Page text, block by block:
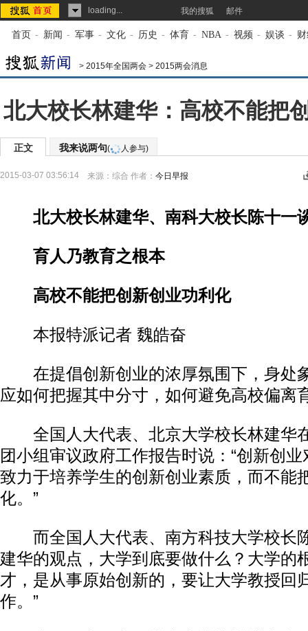
loading... 我的搜狐 邮件
首页 - 新闻 - 军事 - 文化 - 历史 - 体育 - NBA - 视频 - 娱谈 -
> 2015年全国两会 > 2015两会消息
北大校长林建华：高校不能把
正文 我来说两句( 人参与)
2015-03-07 03:56:14 来源： 综合 作者： 今日早报
北大校长林建华、南科大校长陈十一
育人乃教育之根本
高校不能把创新创业功利化
本报特派记者 魏皓奋
在提倡创新创业的浓厚氛围下，身处
应如何把握其中分寸，如何避免高校偏离
全国人大代表、北京大学校长林建华
团小组审议政府工作报告时说：“创新创
致力于培养学生的创新创业素质，而不能
化。”
而全国人大代表、南方科技大学校长
建华的观点，大学到底要做什么？大学的
才，是从事原始创新的，要让大学教授回
作。”